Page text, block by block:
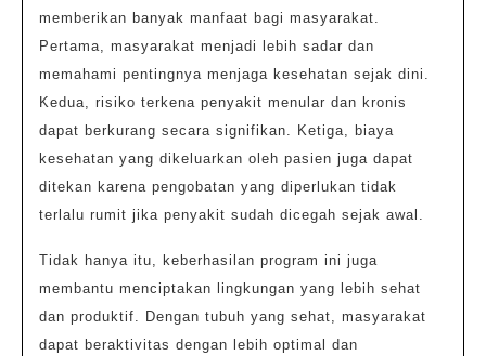
memberikan banyak manfaat bagi masyarakat.
Pertama, masyarakat menjadi lebih sadar dan
memahami pentingnya menjaga kesehatan sejak dini.
Kedua, risiko terkena penyakit menular dan kronis
dapat berkurang secara signifikan. Ketiga, biaya
kesehatan yang dikeluarkan oleh pasien juga dapat
ditekan karena pengobatan yang diperlukan tidak
terlalu rumit jika penyakit sudah dicegah sejak awal.
Tidak hanya itu, keberhasilan program ini juga
membantu menciptakan lingkungan yang lebih sehat
dan produktif. Dengan tubuh yang sehat, masyarakat
dapat beraktivitas dengan lebih optimal dan